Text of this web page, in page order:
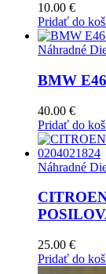
10.00 €
Pridať do
Náhradné
BMW
40.00 €
Pridať do
Náhradné
25.00 €
Pridať do